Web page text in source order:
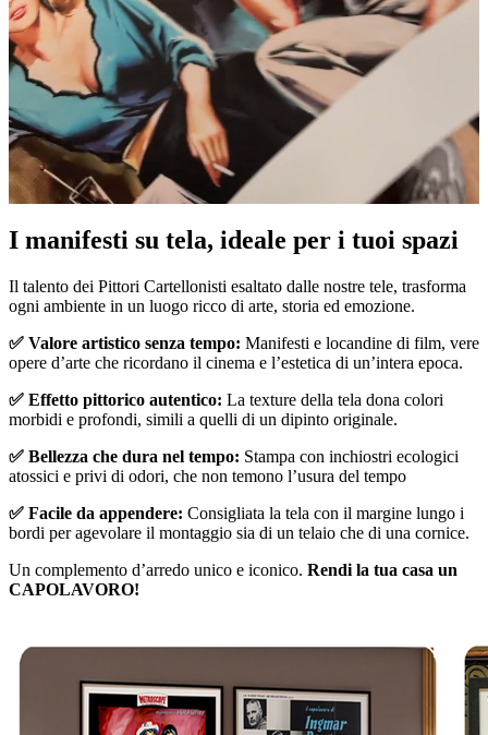
Pause
I manifesti su tela, ideale per i tuoi spazi
Il talento dei Pittori Cartellonisti esaltato dalle nostre tele, trasforma
ogni ambiente in un luogo ricco di arte, storia ed emozione.
✅ Valore artistico senza tempo: Manifesti e locandine di film, vere
opere d’arte che ricordano il cinema e l’estetica di un’intera epoca.
✅ Effetto pittorico autentico: La texture della tela dona colori
morbidi e profondi, simili a quelli di un dipinto originale.
✅ Bellezza che dura nel tempo: Stampa con inchiostri ecologici
atossici e privi di odori, che non temono l’usura del tempo
✅ Facile da appendere: Consigliata la tela con il margine lungo i
bordi per agevolare il montaggio sia di un telaio che di una cornice.
Un complemento d’arredo unico e iconico. Rendi la tua casa un
CAPOLAVORO!